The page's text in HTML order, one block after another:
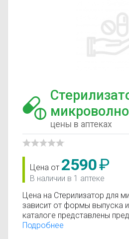
цены в аптеках
Цена от 2590₽
В наличии в 1 аптеке
Цена на Стерилизатор для
зависит от формы выпуска
каталоге представлены
аптек, что позволяет быстро
Подробнее